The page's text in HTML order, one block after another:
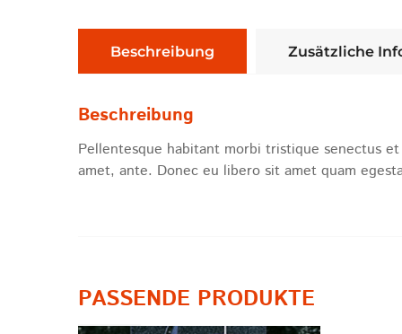
Beschreibung Zusätzliche
Beschreibung
Pellentesque habitant morbi tristique senectus
amet, ante. Donec eu libero sit amet quam
PASSENDE PRODUKTE